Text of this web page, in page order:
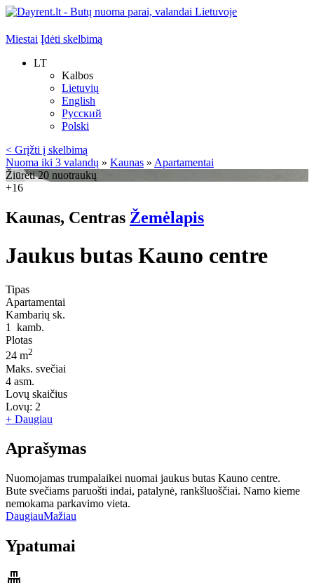
Miestai Įdėti skelbimą
LT
Kalbos
Lietuvių
English
Русский
Polski
< Grįžti į skelbimą
Nuoma iki 3 valandų » Kaunas » Apartamentai
Žiūrėti 20 nuotraukų
+16
Kaunas, Centras Žemėlapis
Jaukus butas Kauno centre
Tipas
Apartamentai
Kambarių sk.
1
kamb.
Plotas
24 m2
Maks. svečiai
4 asm.
Lovų skaičius
Lovų: 2
+ Daugiau
Aprašymas
Nuomojamas trumpalaikei nuomai jaukus butas Kauno centre.
Bute svečiams paruošti indai, patalynė, rankšluoščiai. Namo kieme
nemokama parkavimo vieta.
DaugiauMažiau
Ypatumai